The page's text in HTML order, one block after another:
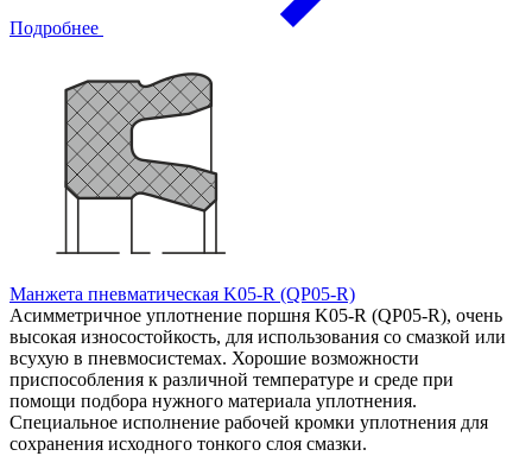
Подробнее
Манжета пневматическая K05-R (QP05-R)
Асимметричное уплотнение поршня K05-R (QP05-R), очень
высокая износостойкость, для использования со смазкой или
всухую в пневмосистемах. Хорошие возможности
приспособления к различной температуре и среде при
помощи подбора нужного материала уплотнения.
Специальное исполнение рабочей кромки уплотнения для
сохранения исходного тонкого слоя смазки.